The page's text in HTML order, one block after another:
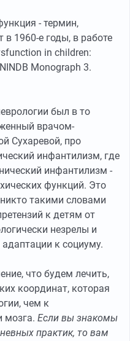
- термин,
1960-е годы, в работе
in children:
Monograph 3.
был в то
врачом-
Сухаревой, про
инфантилизм, где
инфантилизм -
функций. Это
такими словами
к детям от
незрелы и
к социуму.
что будем лечить,
координат, которая
чем к
мозга. Если вы знакомы
практик, то вам